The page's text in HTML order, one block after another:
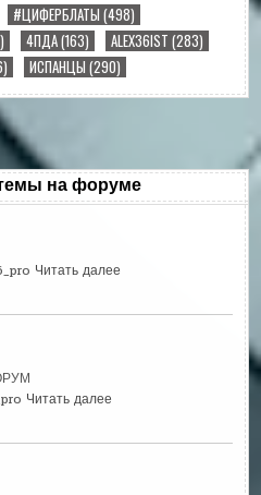
#ЦИФЕРБЛАТЫ (498)
4ПДА(163) ALEX36IST (283)
ИСПАНЦЫ (290)
на форуме
Читать далее
Читать далее